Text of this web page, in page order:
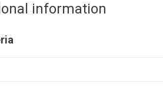
information